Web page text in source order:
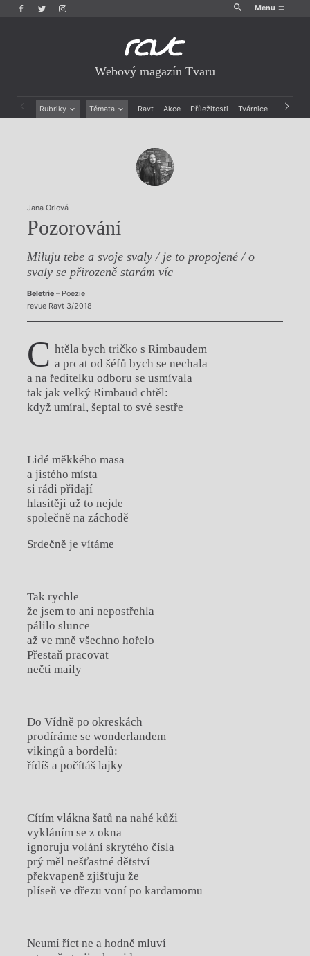
Menu
Webový magazín Tvaru
Rubriky Témata Ravt Akce Příležitosti Tvárnice Archiv
Jana Orlová
Pozorování
Miluju tebe a svoje svaly / je to propojené / o
svaly se přirozeně starám víc
Beletrie– Poezie
revue Ravt 3/2018
C htěla bych tričko s Rimbaudem
a prcat od šéfů bych se nechala
a na ředitelku odboru se usmívala
tak jak velký Rimbaud chtěl:
když umíral, šeptal to své sestře
Lidé měkkého masa
a jistého místa
si rádi přidají
hlasitěji už to nejde
společně na záchodě
Srdečně je vítáme
Tak rychle
že jsem to ani nepostřehla
pálilo slunce
až ve mně všechno hořelo
Přestaň pracovat
nečti maily
Do Vídně po okreskách
prodíráme se wonderlandem
vikingů a bordelů:
řídíš a počítáš lajky
Cítím vlákna šatů na nahé kůži
vykláním se z okna
ignoruju volání skrytého čísla
prý měl nešťastné dětství
překvapeně zjišťuju že
plíseň ve dřezu voní po kardamomu
Neumí říct ne a hodně mluví